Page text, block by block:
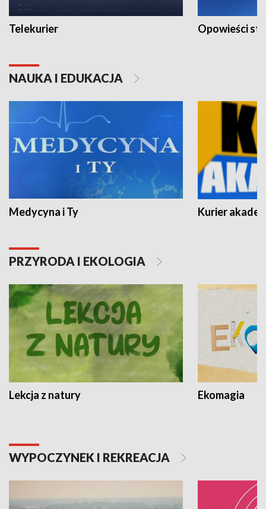
Telekurier Opowieści
NAUKA I EDUKACJA
Medycyna i Ty Kurier
PRZYRODA I EKOLOGIA
Lekcja z natury Ekomagia
WYPOCZYNEK I REKREACJA